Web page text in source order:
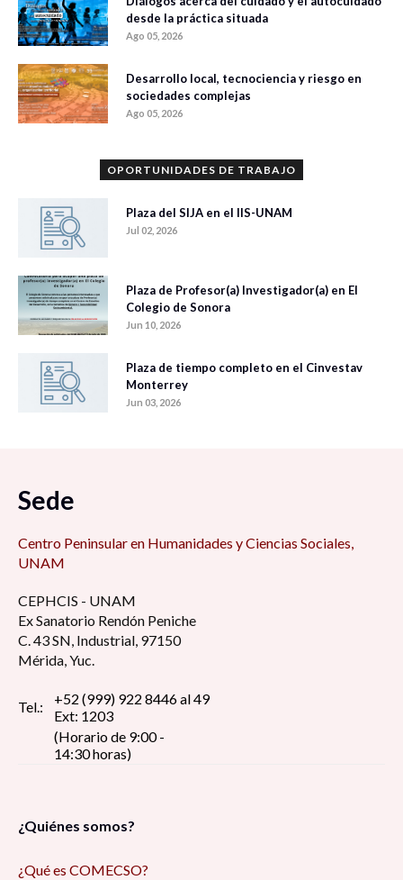
desde la práctica situada
Ago 05, 2026
Desarrollo local, tecnociencia y riesgo en
sociedades complejas
Ago 05, 2026
OPORTUNIDADES DE TRABAJO
Plaza del SIJA en el IIS-UNAM
Jul 02, 2026
Plaza de Profesor(a) Investigador(a) en El
Colegio de Sonora
Jun 10, 2026
Plaza de tiempo completo en el Cinvestav
Monterrey
Jun 03, 2026
Sede
Centro Peninsular en Humanidades y Ciencias Sociales,
UNAM
CEPHCIS - UNAM
Ex Sanatorio Rendón Peniche
C. 43 SN, Industrial, 97150
Mérida, Yuc.
Tel.:
+52 (999) 922 8446 al 49
Ext: 1203
(Horario de 9:00 -
14:30 horas)
¿Quiénes somos?
¿Qué es COMECSO?